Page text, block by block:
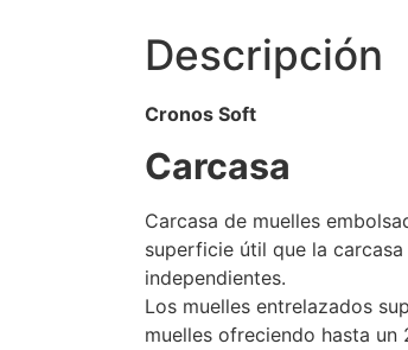
Descripción
Cronos Soft
Carcasa
Carcasa de muelles
superficie útil que la
independientes.
Los muelles entrelazados
muelles ofreciendo hasta